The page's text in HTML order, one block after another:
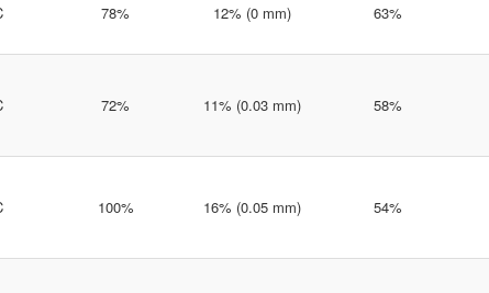
78% 12% (0 mm) 63%
72% 11% (0.03 mm) 58%
100% 16% (0.05 mm) 54%